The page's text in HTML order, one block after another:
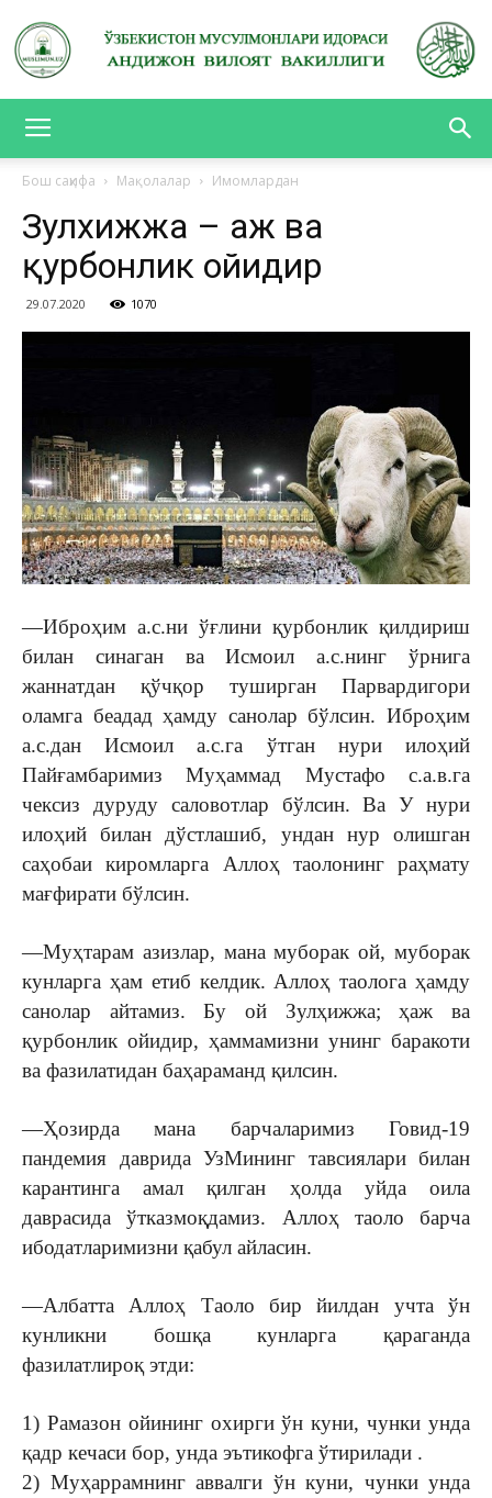
ВИЛОЯТ
ВАКИЛЛИГИ
Бош саҳифа Мақолалар Имомлардан
Зулхижжа – Ҳаж ва
қурбонлик ойидир
29.07.2020 1070
—Иброҳим а.с.ни ўғлини қурбонлик қилдириш
билан синаган ва Исмоил а.с.нинг ўрнига
жаннатдан қўчқор туширган Парвардигори
оламга беадад ҳамду санолар бўлсин. Иброҳим
а.с.дан Исмоил а.с.га ўтган нури илоҳий
Пайғамбаримиз Муҳаммад Мустафо с.а.в.га
чексиз дуруду саловотлар бўлсин. Ва У нури
илоҳий билан дўстлашиб, ундан нур олишган
саҳобаи киромларга Аллоҳ таолонинг раҳмату
мағфирати бўлсин.
—Муҳтарам азизлар, мана муборак ой, муборак
кунларга ҳам етиб келдик. Аллоҳ таолога ҳамду
санолар айтамиз. Бу ой Зулҳижжа; ҳаж ва
қурбонлик ойидир, ҳаммамизни унинг баракоти
ва фазилатидан баҳараманд қилсин.
—Ҳозирда мана барчаларимиз Говид-19
пандемия даврида УзМининг тавсиялари билан
карантинга амал қилган ҳолда уйда оила
даврасида ўтказмоқдамиз. Аллоҳ таоло барча
ибодатларимизни қабул айласин.
—Албатта Аллоҳ Таоло бир йилдан учта ўн
кунликни бошқа кунларга қараганда
фазилатлироқ этди:
1) Рамазон ойининг охирги ўн куни, чунки унда
қадр кечаси бор, унда эътикофга ўтирилади .
2) Муҳаррамнинг аввалги ўн куни, чунки унда